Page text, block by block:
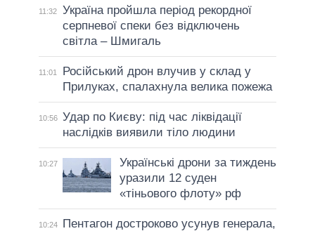
11:32
Україна пройшла період рекордної
серпневої спеки без відключень
світла – Шмигаль
11:01
Російський дрон влучив у склад у
Прилуках, спалахнула велика пожежа
10:56 Удар по Києву: під час ліквідації
наслідків виявили тіло людини
10:27
Українські дрони за тиждень
уразили 12 суден
«тіньового флоту» рф
10:24
Пентагон достроково усунув генерала,